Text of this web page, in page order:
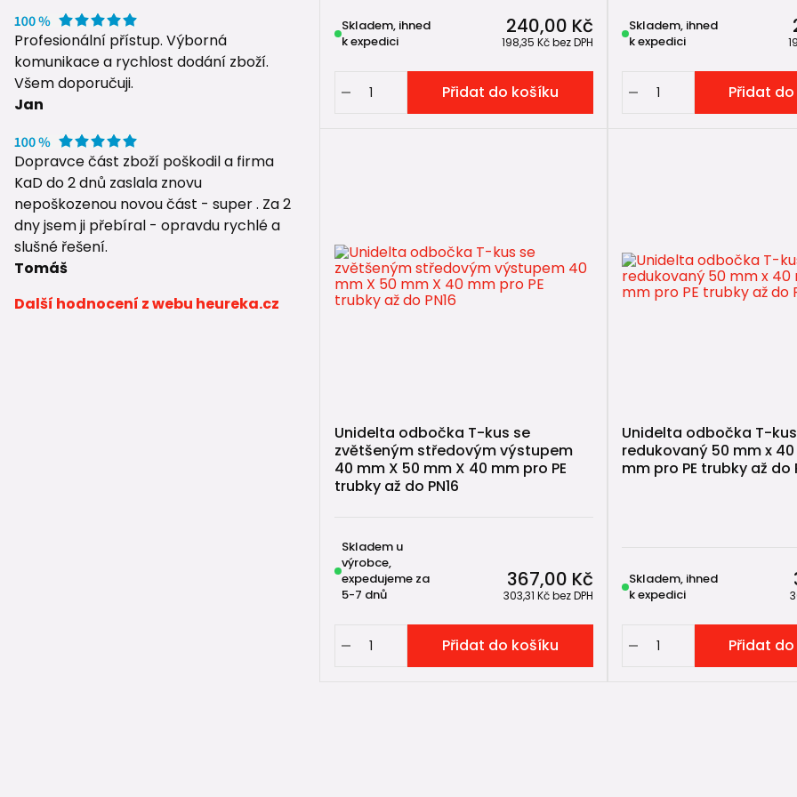
Profesionální přístup. Výborná
komunikace a rychlost dodání zboží.
Všem doporučuji.
Jan
Dopravce část zboží poškodil a firma
KaD do 2 dnů zaslala znovu
nepoškozenou novou část - super . Za 2
dny jsem ji přebíral - opravdu rychlé a
slušné řešení.
Tomáš
Další hodnocení z webu heureka.cz
➡️ Návod:Nejčastější chyby při spojování PE potrubí
240,00 Kč
198,35 Kčbez DPH
Skladem, ihned
k expedici
Přidat do košíku
Skladem, ihned
k expedici
Přidat
Unidelta odbočka T-kus se
zvětšeným středovým výstupem
40 mm X 50 mm X 40 mm pro PE
trubky až do PN16
367,00 Kč
303,31 Kčbez DPH
Skladem u
výrobce,
expedujeme za
5-7 dnů
Přidat do košíku
Unidelta odbočka T-kus
redukovaný 50 mm x
mm pro PE trubky až do
Skladem, ihned
k expedici
Přidat